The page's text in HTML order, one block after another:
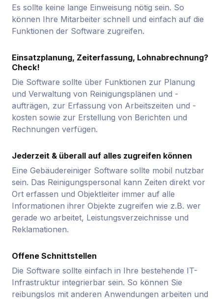
Es sollte keine lange Einweisung nötig sein. So
können Ihre Mitarbeiter schnell und einfach auf die
Funktionen der Software zugreifen.
Einsatzplanung, Zeiterfassung, Lohnabrechnung?
Check!
Die Software sollte über Funktionen zur Planung
und Verwaltung von Reinigungsplänen und -
aufträgen, zur Erfassung von Arbeitszeiten und -
kosten sowie zur Erstellung von Berichten und
Rechnungen verfügen.
Jederzeit & überall auf alles zugreifen können
Eine Gebäudereiniger Software sollte mobil nutzbar
sein. Das Reinigungspersonal kann Zeiten direkt vor
Ort erfassen und Objektleiter immer auf alle
Informationen ihrer Objekte zugreifen wie z.B. wer
gerade wo arbeitet, Leistungsverzeichnisse und
Reklamationen.
Offene Schnittstellen
Die Software sollte einfach in Ihre bestehende IT-
Infrastruktur integrierbar sein. So können Sie
reibungslos mit anderen Anwendungen arbeiten und